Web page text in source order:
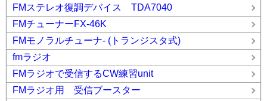
FMステレオ復調デバイス TDA7040
FMチューナーFX-46K
FMモノラルチューナ- (トランジスタ式)
fmラジオ
FMラジオで受信するCW練習unit
FMラジオ用 受信ブースター